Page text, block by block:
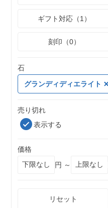
ギフト対応（1）
刻印（0）
石
グランディディエライト
売り切れ
表示する
価格
円 ～
リセット